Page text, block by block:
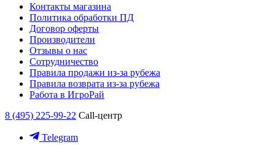
Контакты магазина
Политика обработки ПД
Договор оферты
Производители
Отзывы о нас
Сотрудничество
Правила продажи из-за рубежа
Правила возврата из-за рубежа
Работа в ИгроРай
8 (495) 225-99-22 Call-центр
Telegram